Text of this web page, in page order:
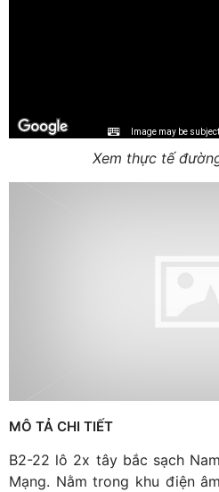
Image may be
Xem thực tế
MÔ TẢ CHI TIẾT
B2-22 lô 2x tây bắc sạch
Mạng. Nằm trong khu điện